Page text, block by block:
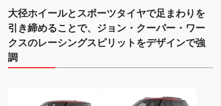
大径ホイールとスポーツタイヤで足まわりを
引き締めることで、ジョン・クーパー・ワー
クスのレーシングスピリットをデザインで強
調